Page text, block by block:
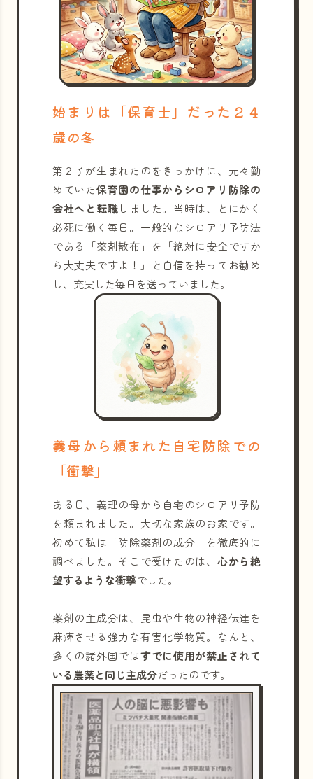
始まりは「保育士」だった２４
歳の冬
第２子が生まれたのをきっかけに、元々勤
めていた保育園の仕事からシロアリ防除の
会社へと転職しました。当時は、とにかく
必死に働く毎日。一般的なシロアリ予防法
である「薬剤散布」を「絶対に安全ですか
ら大丈夫ですよ！」と自信を持ってお勧め
し、充実した毎日を送っていました。
義母から頼まれた自宅防除での
「衝撃」
ある日、義理の母から自宅のシロアリ予防
を頼まれました。大切な家族のお家です。
初めて私は「防除薬剤の成分」を徹底的に
調べました。そこで受けたのは、 心から絶
望するような衝撃でした。
薬剤の主成分は、昆虫や生物の神経伝達を
麻痺させる強力な有害化学物質。なんと、
多くの諸外国ではすでに使用が禁止されて
いる農薬と同じ主成分だったのです。